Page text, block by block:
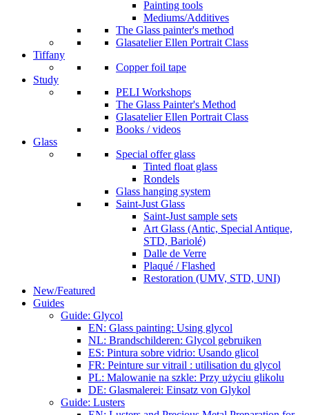
Painting tools
Mediums/Additives
The Glass painter's method
Glasatelier Ellen Portrait Class
Tiffany
Copper foil tape
Study
PELI Workshops
The Glass Painter's Method
Glasatelier Ellen Portrait Class
Books / videos
Glass
Special offer glass
Tinted float glass
Rondels
Glass hanging system
Saint-Just Glass
Saint-Just sample sets
Art Glass (Antic, Special Antique,
STD, Bariolé)
Dalle de Verre
Plaqué / Flashed
Restoration (UMV, STD, UNI)
New/Featured
Guides
Guide: Glycol
EN: Glass painting: Using glycol
NL: Brandschilderen: Glycol gebruiken
ES: Pintura sobre vidrio: Usando glicol
FR: Peinture sur vitrail : utilisation du glycol
PL: Malowanie na szkle: Przy użyciu glikolu
DE: Glasmalerei: Einsatz von Glykol
Guide: Lusters